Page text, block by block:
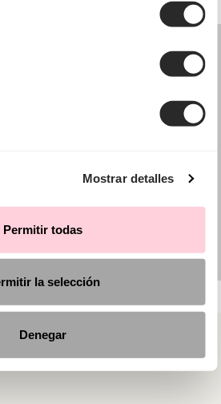
Mostrar detalles
Permitir todas
la selección
Denegar